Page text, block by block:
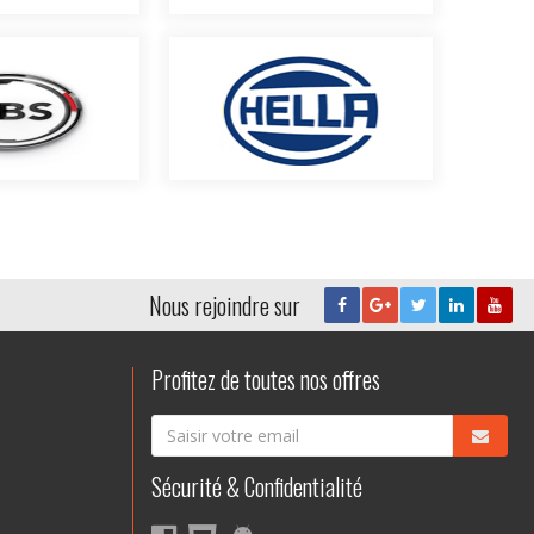
Nous rejoindre sur
Profitez de toutes nos offres
Sécurité & Confidentialité